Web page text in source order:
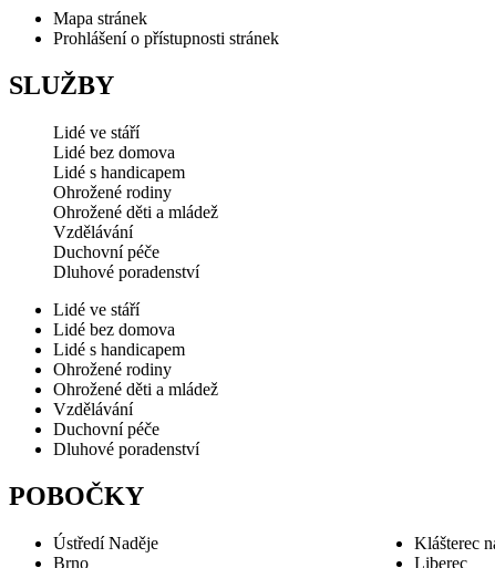
Mapa stránek
Prohlášení o přístupnosti stránek
SLUŽBY
Lidé ve stáří
Lidé bez domova
Lidé s handicapem
Ohrožené rodiny
Ohrožené děti a mládež
Vzdělávání
Duchovní péče
Dluhové poradenství
Lidé ve stáří
Lidé bez domova
Lidé s handicapem
Ohrožené rodiny
Ohrožené děti a mládež
Vzdělávání
Duchovní péče
Dluhové poradenství
POBOČKY
Ústředí Naděje
Brno
Klášterec
Liberec